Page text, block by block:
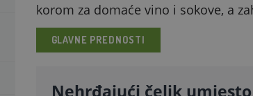
korom za domaće vino i sokove, a
GLAVNE PREDNOSTI
Nehrđajući čelik